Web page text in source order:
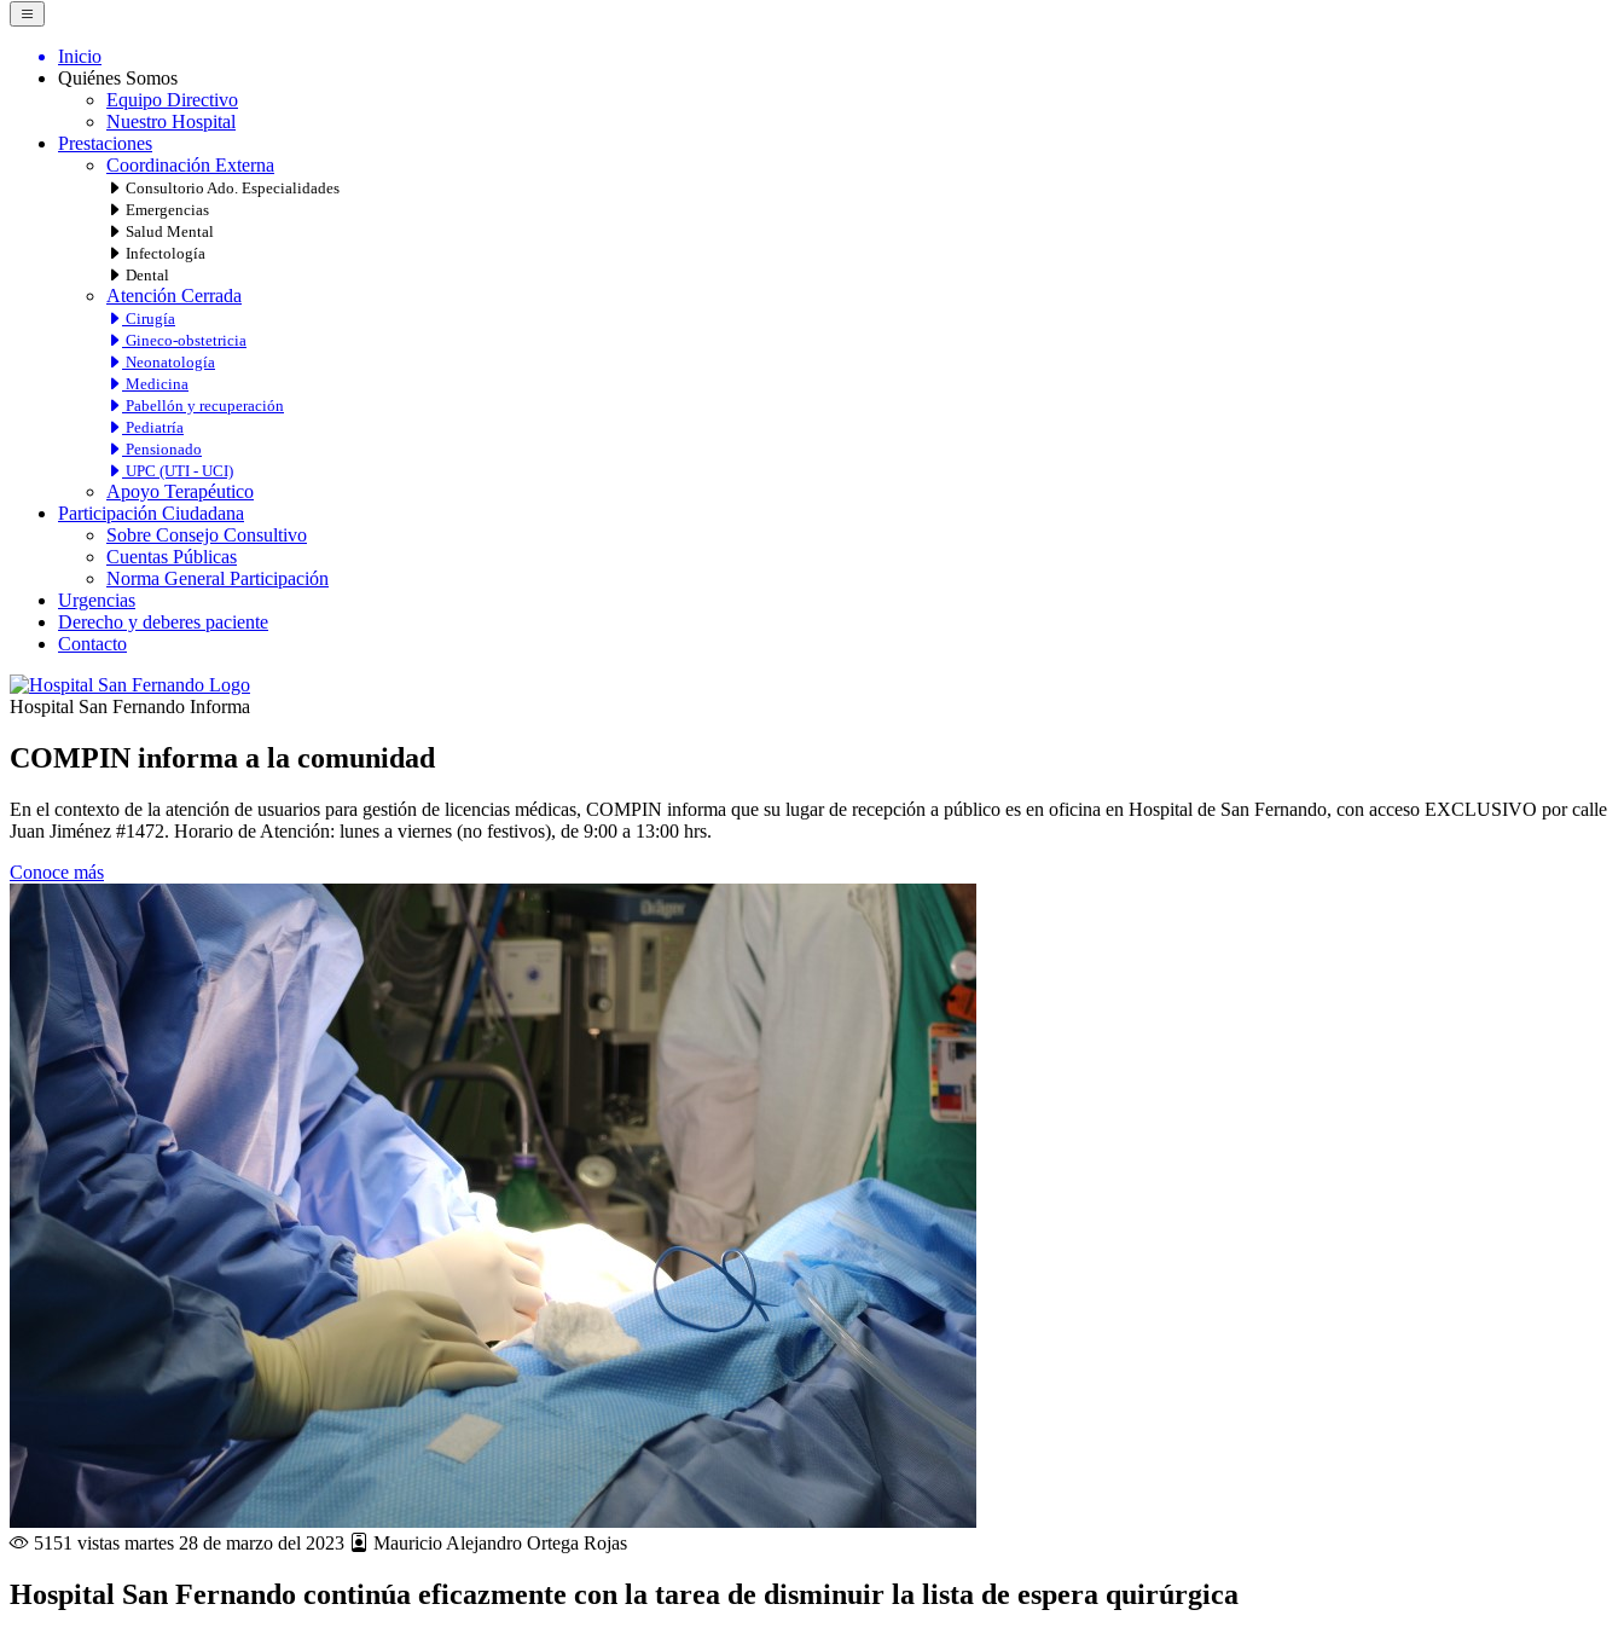
Inicio
Quiénes Somos
Equipo Directivo
Nuestro Hospital
Prestaciones
Coordinación Externa
Consultorio Ado. Especialidades
Emergencias
Salud Mental
Infectología
Dental
Atención Cerrada
Cirugía
Gineco-obstetricia
Neonatología
Medicina
Pabellón y recuperación
Pediatría
Pensionado
UPC (UTI - UCI)
Apoyo Terapéutico
Participación Ciudadana
Sobre Consejo Consultivo
Cuentas Públicas
Norma General Participación
Urgencias
Derecho y deberes paciente
Contacto
Hospital San Fernando Informa
COMPIN informa a la comunidad
En el contexto de la atención de usuarios para gestión de licencias médicas, COMPIN informa que su lugar de recepción a público es en oficina en Hospital de San Fernando, con acceso EXCLUSIVO por calle
Juan Jiménez #1472. Horario de Atención: lunes a viernes (no festivos), de 9:00 a 13:00 hrs.
Conoce más
5151 vistas martes 28 de marzo del 2023 Mauricio Alejandro Ortega Rojas
Hospital San Fernando continúa eficazmente con la tarea de disminuir la lista de espera quirúrgica